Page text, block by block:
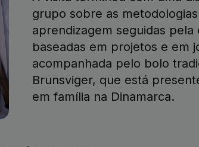
grupo sobre as
aprendizagem seguidas pela
baseadas em projetos e em
acompanhada pelo bolo
Brunsviger, que está
em família na Dinamarca.